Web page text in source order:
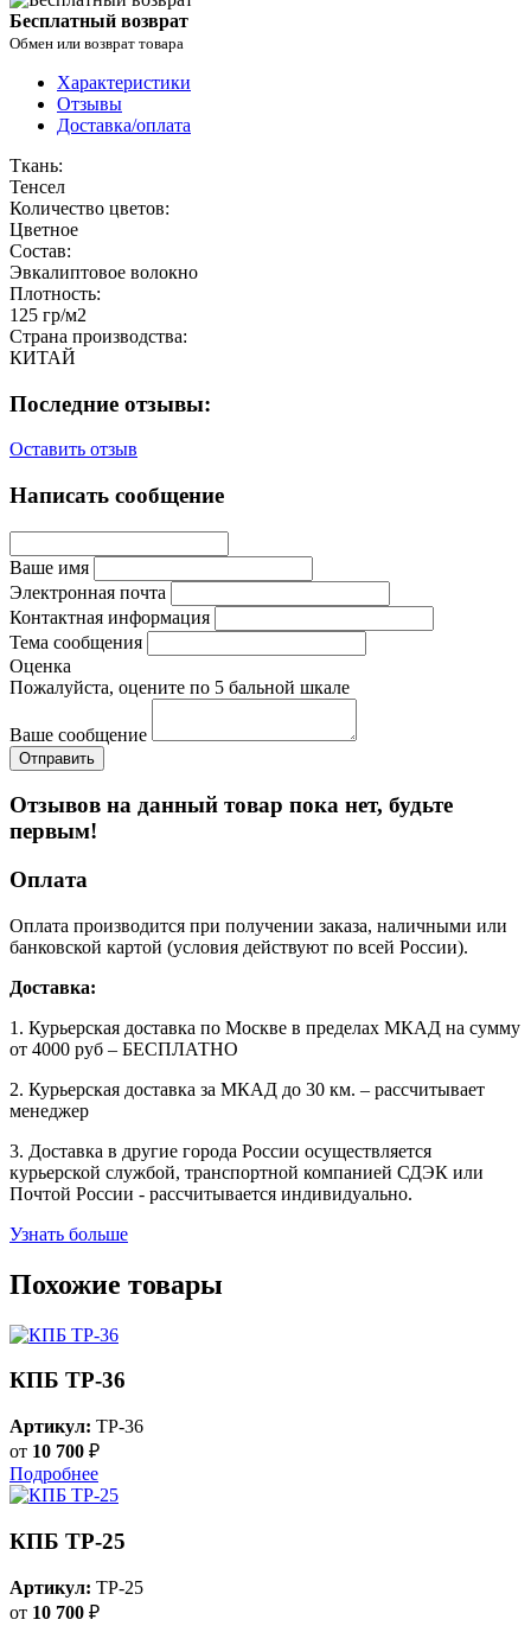
Бесплатный возврат
Обмен или возврат товара
Характеристики
Отзывы
Доставка/оплата
Ткань:
Тенсел
Количество цветов:
Цветное
Состав:
Эвкалиптовое волокно
Плотность:
125 гр/м2
Страна производства:
КИТАЙ
Последние отзывы:
Оставить отзыв
Написать сообщение
Ваше имя
Электронная почта
Контактная информация
Тема сообщения
Оценка
Пожалуйста, оцените по 5 бальной шкале
Ваше сообщение
Отзывов на данный товар пока нет, будьте
первым!
Оплата
Оплата производится при получении заказа, наличными или
банковской картой (условия действуют по всей России).
Доставка:
1. Курьерская доставка по Москве в пределах МКАД на сумму
от 4000 руб – БЕСПЛАТНО
2. Курьерская доставка за МКАД до 30 км. – рассчитывает
менеджер
3. Доставка в другие города России осуществляется
курьерской службой, транспортной компанией СДЭК или
Почтой России - рассчитывается индивидуально.
Узнать больше
Похожие товары
КПБ ТР-36
Артикул: TP-36
от 10 700 ₽
Подробнее
КПБ ТР-25
Артикул: TP-25
от 10 700 ₽